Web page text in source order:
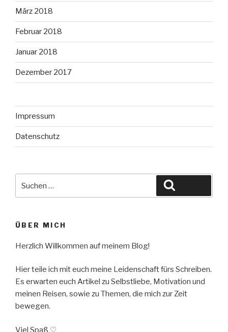
März 2018
Februar 2018
Januar 2018
Dezember 2017
Impressum
Datenschutz
nach:
ÜBER MICH
Herzlich Willkommen auf meinem Blog!
Hier teile ich mit euch meine Leidenschaft fürs Schreiben.
Es erwarten euch Artikel zu Selbstliebe, Motivation und
meinen Reisen, sowie zu Themen, die mich zur Zeit
bewegen.
Viel Spaß ♡